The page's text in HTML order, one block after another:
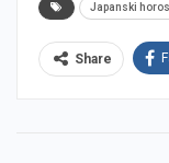
Japanski
Share